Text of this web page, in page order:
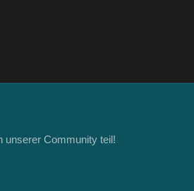
unserer Community teil!